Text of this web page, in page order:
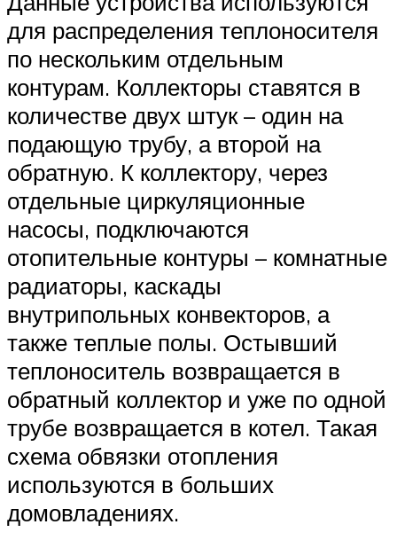
для распределения теплоносителя
по нескольким отдельным
контурам. Коллекторы ставятся в
количестве двух штук – один на
подающую трубу, а второй на
обратную. К коллектору, через
отдельные циркуляционные
насосы, подключаются
отопительные контуры – комнатные
радиаторы, каскады
внутрипольных конвекторов, а
также теплые полы. Остывший
теплоноситель возвращается в
обратный коллектор и уже по одной
трубе возвращается в котел. Такая
схема обвязки отопления
используются в больших
домовладениях.